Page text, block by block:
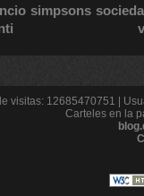
simpsons
visitas: 12685470751 |
Carteles en la